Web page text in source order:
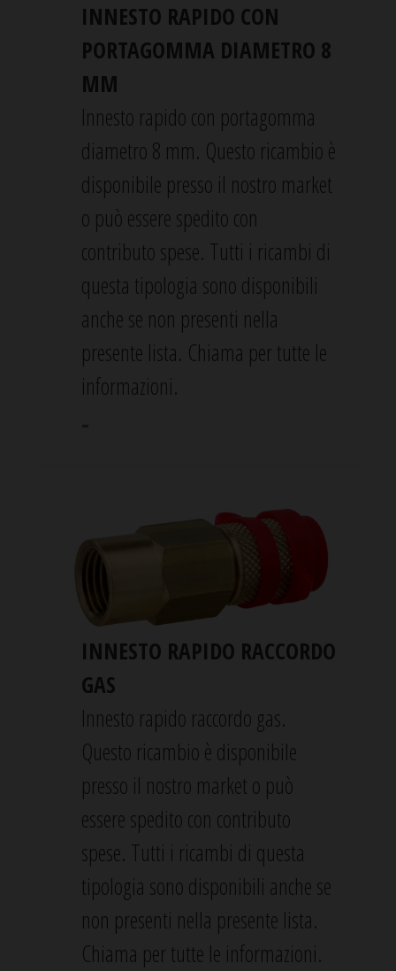
INNESTO RAPIDO CON
PORTAGOMMA DIAMETRO 8
MM
Innesto rapido con portagomma
diametro 8 mm. Questo ricambio è
disponibile presso il nostro market
o può essere spedito con
contributo spese. Tutti i ricambi di
questa tipologia sono disponibili
anche se non presenti nella
presente lista. Chiama per tutte le
informazioni.
-
INNESTO RAPIDO RACCORDO
GAS
Innesto rapido raccordo gas.
Questo ricambio è disponibile
presso il nostro market o può
essere spedito con contributo
spese. Tutti i ricambi di questa
tipologia sono disponibili anche se
non presenti nella presente lista.
Chiama per tutte le informazioni.